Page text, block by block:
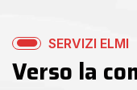
SERVIZI ELMI
Verso la